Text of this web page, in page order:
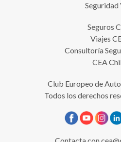
Seguridad
Seguros
Viajes
Consultoría
CEA
Club Europeo de
Todos los derechos